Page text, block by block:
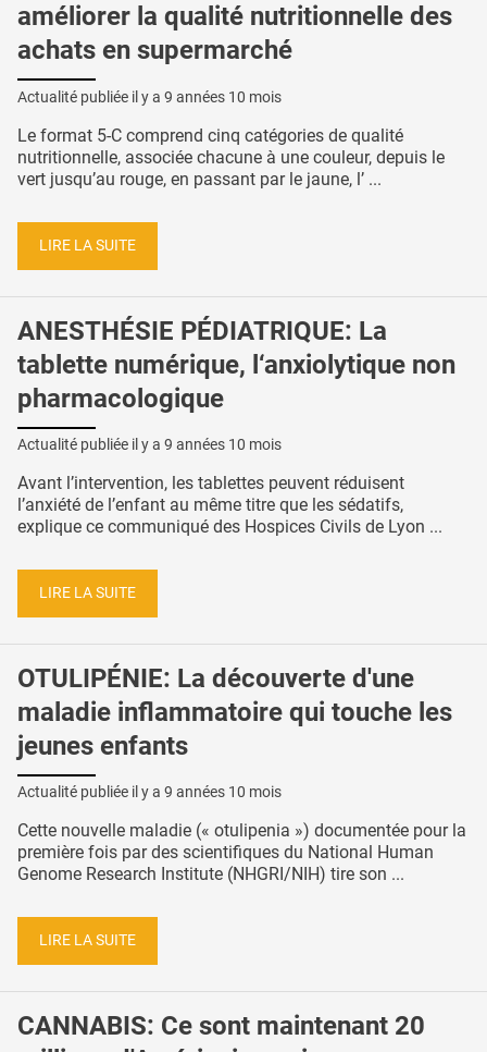
améliorer la qualité nutritionnelle des
achats en supermarché
Actualité publiée il y a 9 années 10 mois
Le format 5-C comprend cinq catégories de qualité
nutritionnelle, associée chacune à une couleur, depuis le
vert jusqu’au rouge, en passant par le jaune, l’ ...
LIRE LA SUITE
ANESTHÉSIE PÉDIATRIQUE: La
tablette numérique, l‘anxiolytique non
pharmacologique
Actualité publiée il y a 9 années 10 mois
Avant l’intervention, les tablettes peuvent réduisent
l’anxiété de l’enfant au même titre que les sédatifs,
explique ce communiqué des Hospices Civils de Lyon ...
LIRE LA SUITE
OTULIPÉNIE: La découverte d'une
maladie inflammatoire qui touche les
jeunes enfants
Actualité publiée il y a 9 années 10 mois
Cette nouvelle maladie (« otulipenia ») documentée pour la
première fois par des scientifiques du National Human
Genome Research Institute (NHGRI/NIH) tire son ...
LIRE LA SUITE
CANNABIS: Ce sont maintenant 20